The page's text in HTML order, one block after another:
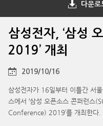
다운로
삼성전자, ‘삼성
2019’ 개최
2019/10/16
삼성전자가 16일부터 이틀간 서
스에서 ‘삼성 오픈소스 콘퍼런
Conference) 2019’를 개최한다.